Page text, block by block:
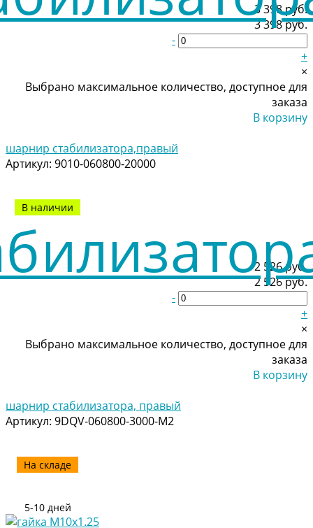
3 398 руб.
3 398 руб.
-
+
×
Выбрано максимальное количество, доступное для
заказа
В корзину
шарнир стабилизатора,правый
Артикул: 9010-060800-20000
В наличии
2 526 руб.
2 526 руб.
-
+
×
Выбрано максимальное количество, доступное для
заказа
В корзину
шарнир стабилизатора, правый
Артикул: 9DQV-060800-3000-M2
На складе
5-10 дней